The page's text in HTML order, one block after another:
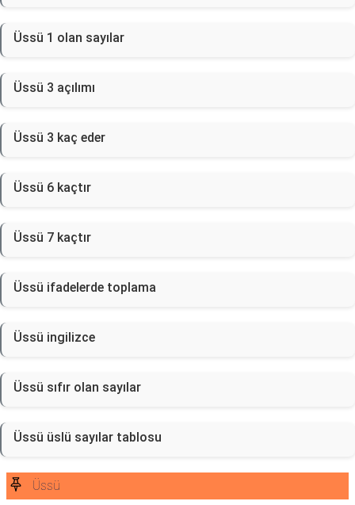
Üssü 1 olan sayılar
Üssü 3 açılımı
Üssü 3 kaç eder
Üssü 6 kaçtır
Üssü 7 kaçtır
Üssü ifadelerde toplama
Üssü ingilizce
Üssü sıfır olan sayılar
Üssü üslü sayılar tablosu
Üssü